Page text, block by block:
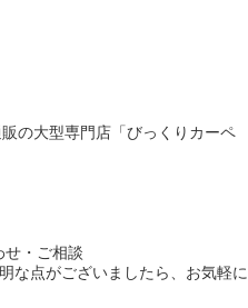
の大型専門店「びっくりカーペ
な点がございましたら、お気軽に